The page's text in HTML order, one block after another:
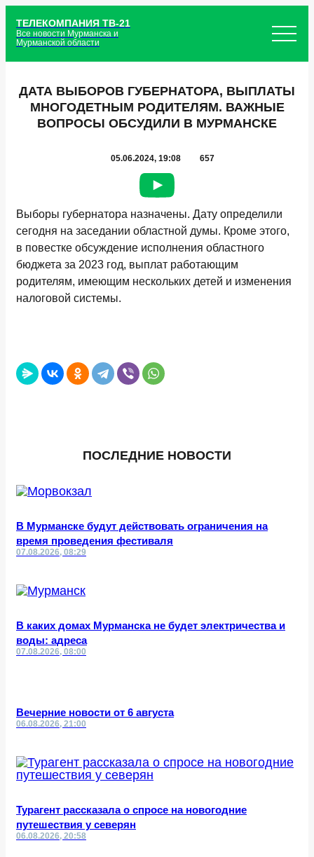
ТЕЛЕКОМПАНИЯ ТВ-21
Все новости Мурманска и
Мурманской области
ДАТА ВЫБОРОВ ГУБЕРНАТОРА, ВЫПЛАТЫ
МНОГОДЕТНЫМ РОДИТЕЛЯМ. ВАЖНЫЕ
ВОПРОСЫ ОБСУДИЛИ В МУРМАНСКЕ
05.06.2024, 19:08 657
Выборы губернатора назначены. Дату определили
сегодня на заседании областной думы. Кроме этого,
в повестке обсуждение исполнения областного
бюджета за 2023 год, выплат работающим
родителям, имеющим нескольких детей и изменения
налоговой системы.
ПОСЛЕДНИЕ НОВОСТИ
В Мурманске будут действовать ограничения на
время проведения фестиваля
07.08.2026, 08:29
В каких домах Мурманска не будет электричества и
воды: адреса
07.08.2026, 08:00
Вечерние новости от 6 августа
06.08.2026, 21:00
Турагент рассказала о спросе на новогодние
путешествия у северян
06.08.2026, 20:58